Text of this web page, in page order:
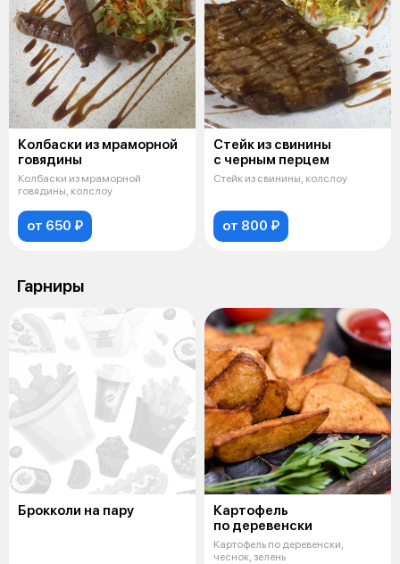
Колбаски из мраморной
говядины
Колбаски из мраморной
говядины, колслоу
от 650 ₽
Стейк из свинины
с черным перцем
Стейк из свинины, колслоу
от 800 ₽
Гарниры
Брокколи на пару
Картофель
по деревенски
Картофель по деревенски,
чеснок, зелень